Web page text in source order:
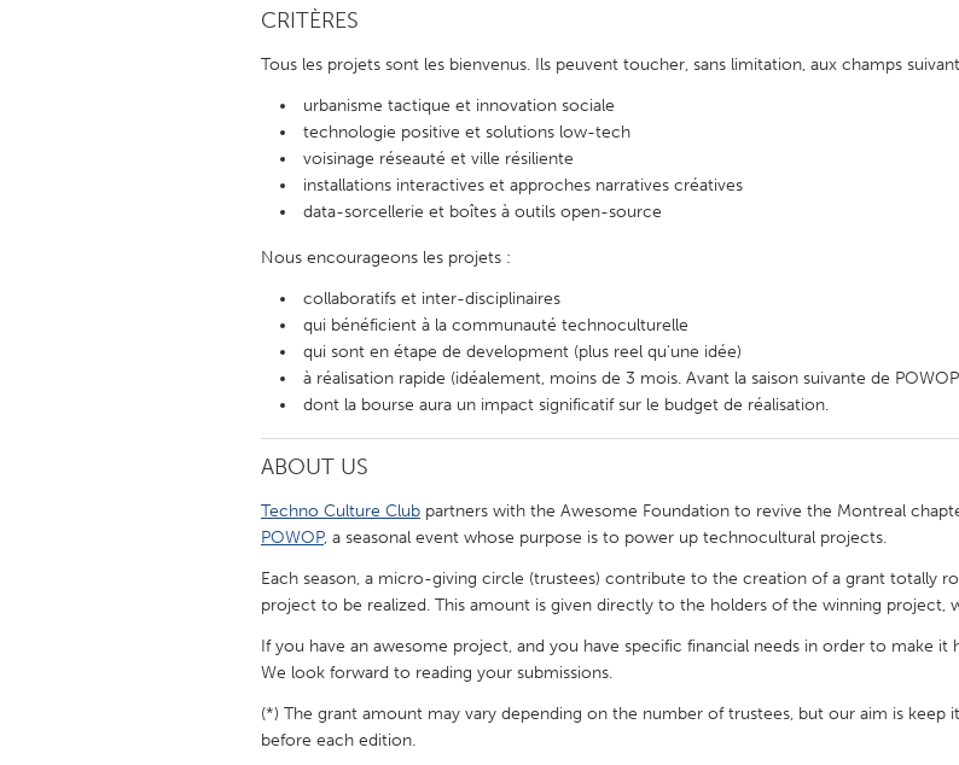
Newburyport, MA
Seattle, WA
South Bend, IN
Westminster, MD
UZBEKISTAN
CRITÈRES
Tous les projets sont les bienvenus. Ils peuvent toucher, sans limitation, aux champs
urbanisme tactique et innovation sociale
technologie positive et solutions low-tech
voisinage réseauté et ville résiliente
installations interactives et approches narratives créatives
data-sorcellerie et boîtes à outils open-source
Nous encourageons les projets :
collaboratifs et inter-disciplinaires
qui bénéficient à la communauté technoculturelle
qui sont en étape de development (plus reel qu'une idée)
à réalisation rapide (idéalement, moins de 3 mois. Avant la saison suivante de
dont la bourse aura un impact significatif sur le budget de réalisation.
ABOUT US
Techno Culture Club partners with the Awesome Foundation to revive the Montreal
POWOP, a seasonal event whose purpose is to power up technocultural projects.
Each season, a micro-giving circle (trustees) contribute to the creation of a grant totally
project to be realized. This amount is given directly to the holders of the winning project,
If you have an awesome project, and you have specific financial needs in order to make
We look forward to reading your submissions.
(*) The grant amount may vary depending on the number of trustees, but our aim is
before each edition.